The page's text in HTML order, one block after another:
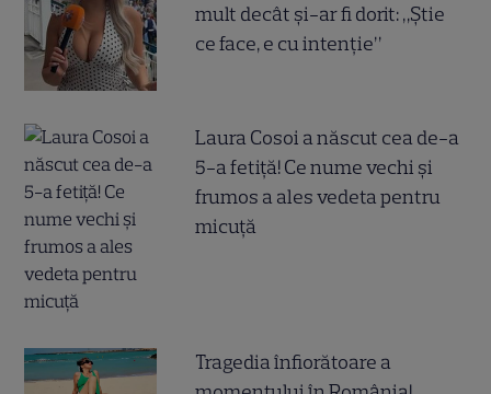
mult decât și-ar fi dorit: „Știe
ce face, e cu intenție”
Laura Cosoi a născut cea de-a
5-a fetiță! Ce nume vechi și
frumos a ales vedeta pentru
micuță
Tragedia înfiorătoare a